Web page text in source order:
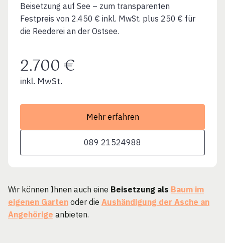
Beisetzung auf See – zum transparenten
Festpreis von 2.450 € inkl. MwSt. plus 250 € für
die Reederei an der Ostsee.
2.700 €
inkl. MwSt.
Mehr erfahren
089 21524988
Wir können Ihnen auch eine Beisetzung als Baum im
eigenen Garten oder die Aushändigung der Asche an
Angehörige anbieten.